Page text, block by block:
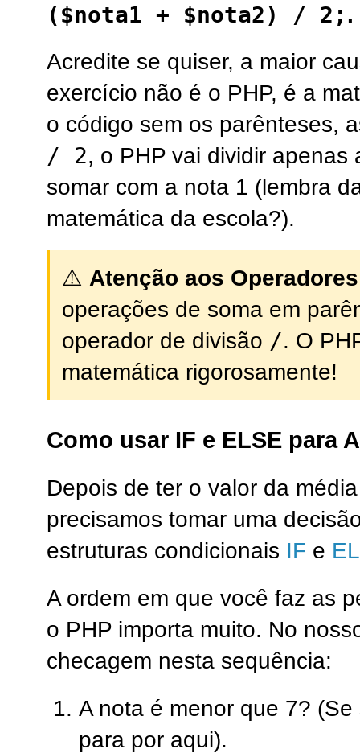
($nota1 + $nota2) / 2; .
Acredite se quiser, a maior
exercício não é o PHP, é a
o código sem os parênteses,
/ 2, o PHP vai dividir
somar com a nota 1 (lembra
matemática da escola?).
⚠️ Atenção aos
operações de soma em
operador de divisão /. O
matemática rigorosamente!
Como usar IF e ELSE para
Depois de ter o valor da
precisamos tomar uma
estruturas condicionais IF e
A ordem em que você faz as
o PHP importa muito. No
checagem nesta sequência:
A nota é menor que 7?
para por aqui).